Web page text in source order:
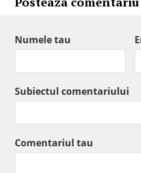
Numele tau
Subiectul comentariului
Comentariul tau